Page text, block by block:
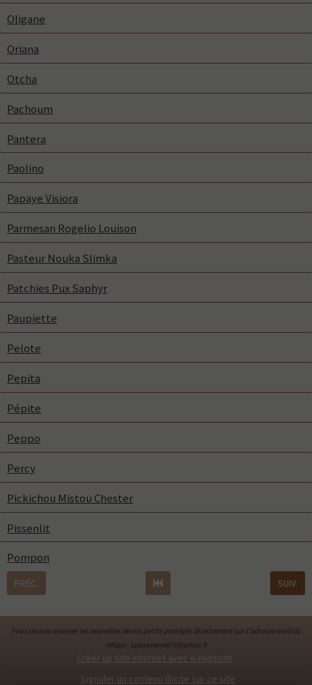
Oligane
Oriana
Otcha
Pachoum
Pantera
Paolino
Papaye Visiora
Parmesan Rogelio Louison
Pasteur Nouka Slimka
Patchies Pux Saphyr
Paupiette
Pelote
Pepita
Pépite
Peppo
Percy
Pickichou Mistou Chester
Pissenlit
Pompon
PRÉC. SUIV.
Vous pouvez envoyer les nouvelles de vos petits protégés directement sur l'adresse mail du
refuge : spasaverne67@yahoo.fr
Créer un site internet avec e-monsite
Signaler un contenu illicite sur ce site